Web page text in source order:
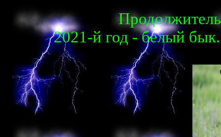
2021-й год - белый